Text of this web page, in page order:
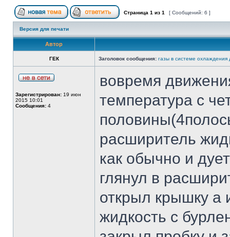
Страница 1 из 1 [ Сообщений: 6 ]
Версия для печати
Автор
ГЕК Заголовок сообщения: газы в системе охлаждения
Зарегистрирован: 19 июн
2015 10:01
Сообщения: 4
вовремя
температура с
расширитель
как обычно и
глянул в
открыл крышку а
жидкость с